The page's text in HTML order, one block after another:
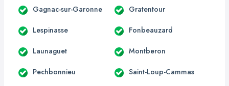
Gagnac-sur-Garonne Gratentour
Lespinasse Fonbeauzard
Launaguet Montberon
Pechbonnieu Saint-Loup-Cammas